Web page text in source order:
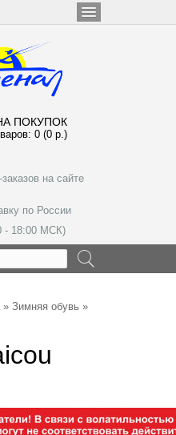
ПОКУПОК
0 (0 р.)
на сайте
по России
- 18:00 МСК)
» Зимняя обувь »